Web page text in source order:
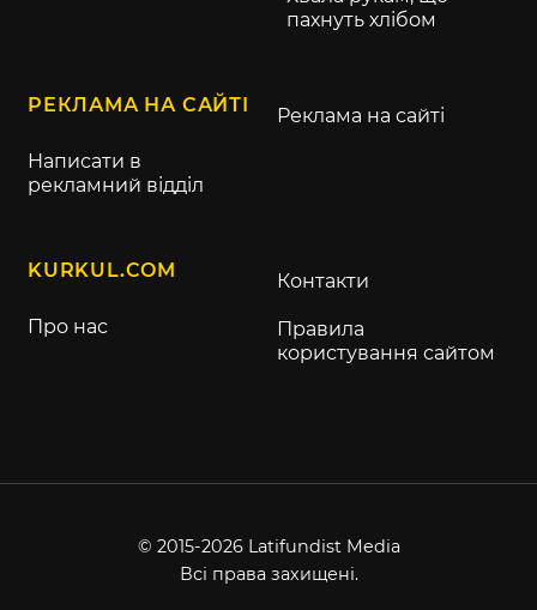
пахнуть хлібом
РЕКЛАМА НА САЙТІ
Написати в
рекламний відділ
Реклама на сайті
KURKUL.COM
Про нас
Контакти
Правила
користування сайтом
© 2015-2026 Latifundist Media
Всі права захищені.